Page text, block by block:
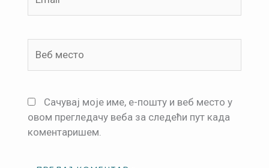
место
Сачувај моје име, е-пошту и веб место у
овом прегледачу веба за следећи пут када
коментаришем.